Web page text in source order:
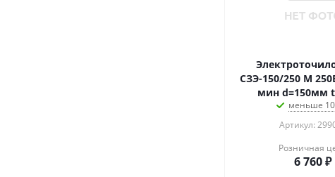
СЗЭ-150/250 М
мин d=150мм
меньше
Артикул:
Розничная
6 760₽